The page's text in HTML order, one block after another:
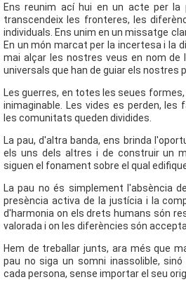
Ens reunim ací hui en un acte per la
transcendeix les fronteres, les
individuals. Ens unim en un missatge
En un món marcat per la incertesa i la
mai alçar les nostres veus en nom de
universals que han de guiar els nostres
Les guerres, en totes les seues
inimaginable. Les vides es perden,
les comunitats queden dividides.
La pau, d'altra banda, ens brinda
els uns dels altres i de construir un
siguen el fonament sobre el qual
La pau no és simplement l'absència
presència activa de la justícia i la
d'harmonia on els drets humans són
valorada i on les diferències són
Hem de treballar junts, ara més que
pau no siga un somni inassolible,
cada persona, sense importar el seu